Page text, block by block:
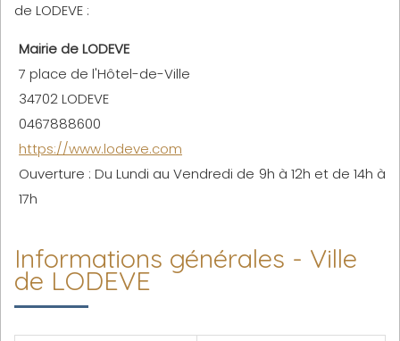
de LODEVE :
Mairie de LODEVE
7 place de l'Hôtel-de-Ville
34702 LODEVE
0467888600
https://www.lodeve.com
Ouverture : Du Lundi au Vendredi de 9h à 12h et de 14h à
17h
Informations générales - Ville
de LODEVE